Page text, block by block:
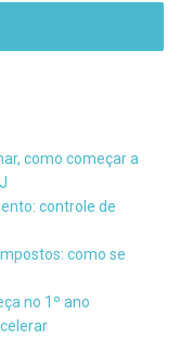
como começar a
controle de
como se
no 1º ano